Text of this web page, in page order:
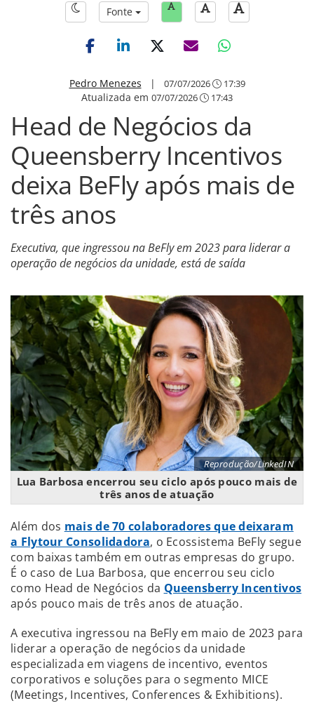
Fonte
Pedro Menezes | 07/07/2026 17:39
Atualizada em 07/07/2026 17:43
Head de Negócios da
Queensberry Incentivos
deixa BeFly após mais de
três anos
Executiva, que ingressou na BeFly em 2023 para liderar a
operação de negócios da unidade, está de saída
Reprodução/LinkedIN
Lua Barbosa encerrou seu ciclo após pouco mais de
três anos de atuação
Além dos mais de 70 colaboradores que deixaram
a Flytour Consolidadora, o Ecossistema BeFly segue
com baixas também em outras empresas do grupo.
É o caso de Lua Barbosa, que encerrou seu ciclo
como Head de Negócios da Queensberry Incentivos
após pouco mais de três anos de atuação.
A executiva ingressou na BeFly em maio de 2023 para
liderar a operação de negócios da unidade
especializada em viagens de incentivo, eventos
corporativos e soluções para o segmento MICE
(Meetings, Incentives, Conferences & Exhibitions).